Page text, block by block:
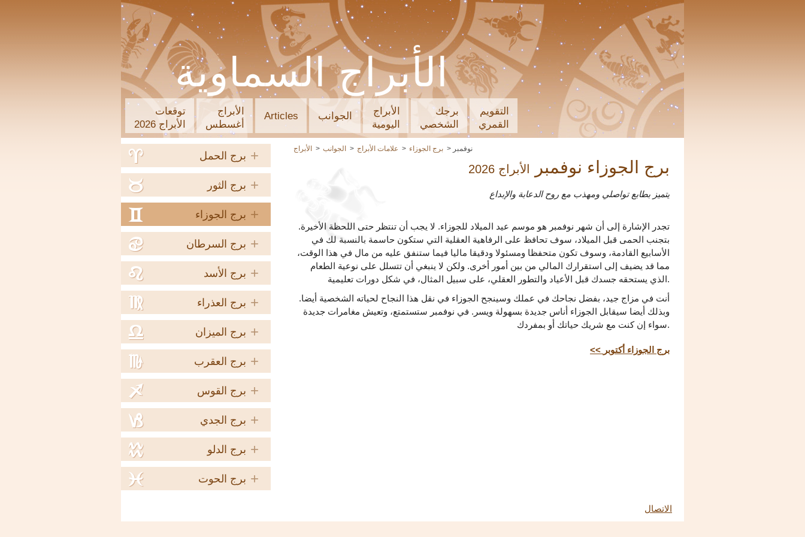
الأبراج السماوية
توقعات
الأبراج 2026
الأبراج
أغسطس
Articles الجوانب
الأبراج
اليومية
برجك
الشخصي
التقويم
القمري
+ برج الحمل a
+ برج الثور b
+ برج الجوزاء c
+ برج السرطان d
+ برج الأسد e
+ برج العذراء f
+ برج الميزان g
+ برج العقرب h
+ برج القوس i
+ برج الجدي j
+ برج الدلو k
+ برج الحوت l
الأبراج الجوانب علامات الأبراج برج الجوزاء نوفمبر
برج الجوزاء نوفمبر الأبراج 2026
يتميز بطابع تواصلي ومهذب مع روح الدعابة والإبداع
تجدر الإشارة إلى أن شهر نوفمبر هو موسم عيد الميلاد للجوزاء. لا يجب أن تنتظر حتى اللحظة الأخيرة.
بتجنب الحمى قبل الميلاد، سوف تحافظ على الرفاهية العقلية التي ستكون حاسمة بالنسبة لك في
الأسابيع القادمة، وسوف تكون متحفظا ومسئولا ودقيقا ماليا فيما ستنفق عليه من مال في هذا الوقت،
مما قد يضيف إلى استقرارك المالي من بين أمور أخرى. ولكن لا ينبغي أن تتسلل على نوعية الطعام
الذي يستحقه جسدك قبل الأعياد والتطور العقلي، على سبيل المثال، في شكل دورات تعليمية.
أنت في مزاج جيد، بفضل نجاحك في عملك وسينجح الجوزاء في نقل هذا النجاح لحياته الشخصية أيضا.
وبذلك أيضا سيقابل الجوزاء أناس جديدة بسهولة ويسر. في نوفمبر ستستمتع، وتعيش مغامرات جديدة
سواء إن كنت مع شريك حياتك أو بمفردك.
<< برج الجوزاء أكتوبر
الاتصال